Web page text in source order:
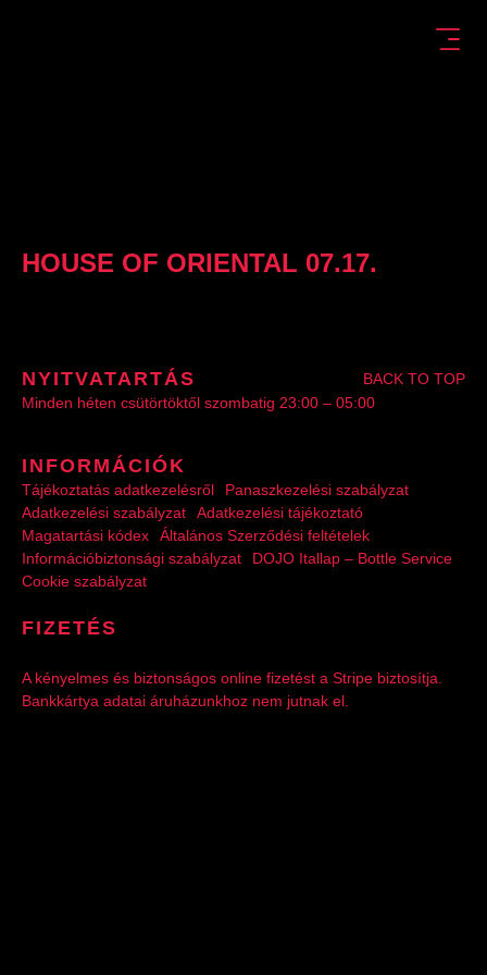
HOUSE OF ORIENTAL 07.17.
NYITVATARTÁS
BACK TO TOP
Minden héten csütörtöktől szombatig 23:00 – 05:00
INFORMÁCIÓK
Tájékoztatás adatkezelésről
Panaszkezelési szabályzat
Adatkezelési szabályzat
Adatkezelési tájékoztató
Magatartási kódex
Általános Szerződési feltételek
Információbiztonsági szabályzat
DOJO Itallap – Bottle Service
Cookie szabályzat
FIZETÉS
A kényelmes és biztonságos online fizetést a Stripe biztosítja.
Bankkártya adatai áruházunkhoz nem jutnak el.